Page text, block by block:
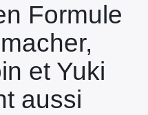
Formule
et Yuki
aussi